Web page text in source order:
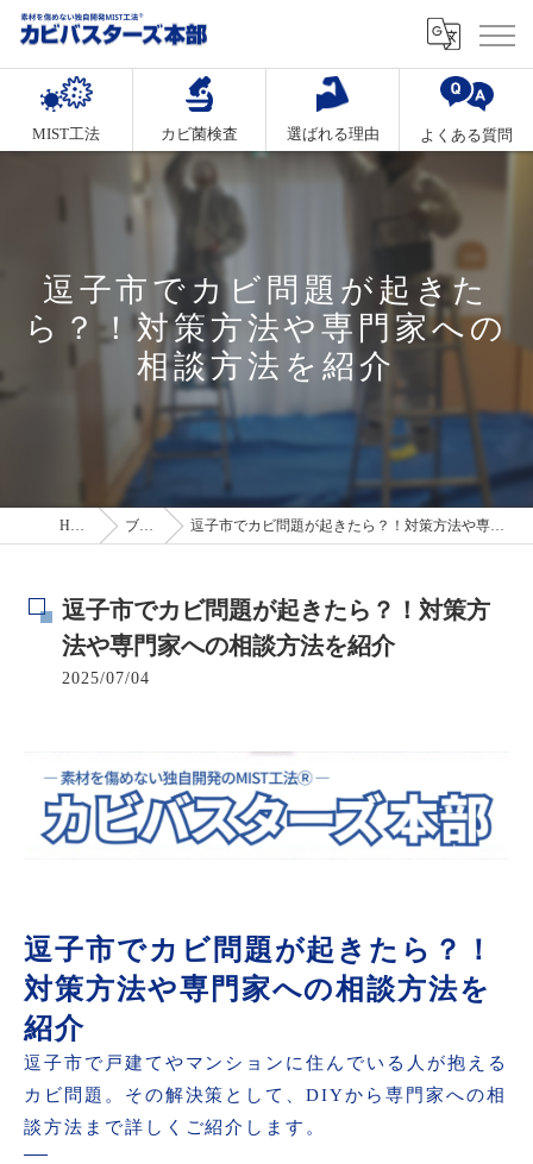
MIST工法 カビ菌検査 選ばれる理由 よくある質問
逗子市でカビ問題が起きた
ら？！対策方法や専門家への
相談方法を紹介
HOME ブログ 逗子市でカビ問題が起きたら？！対策方法や専門家への相談方法を紹介
逗子市でカビ問題が起きたら？！対策方
法や専門家への相談方法を紹介
2025/07/04
逗子市でカビ問題が起きたら？！
対策方法や専門家への相談方法を
紹介
逗子市で戸建てやマンションに住んでいる人が抱える
カビ問題。その解決策として、DIYから専門家への相
談方法まで詳しくご紹介します。